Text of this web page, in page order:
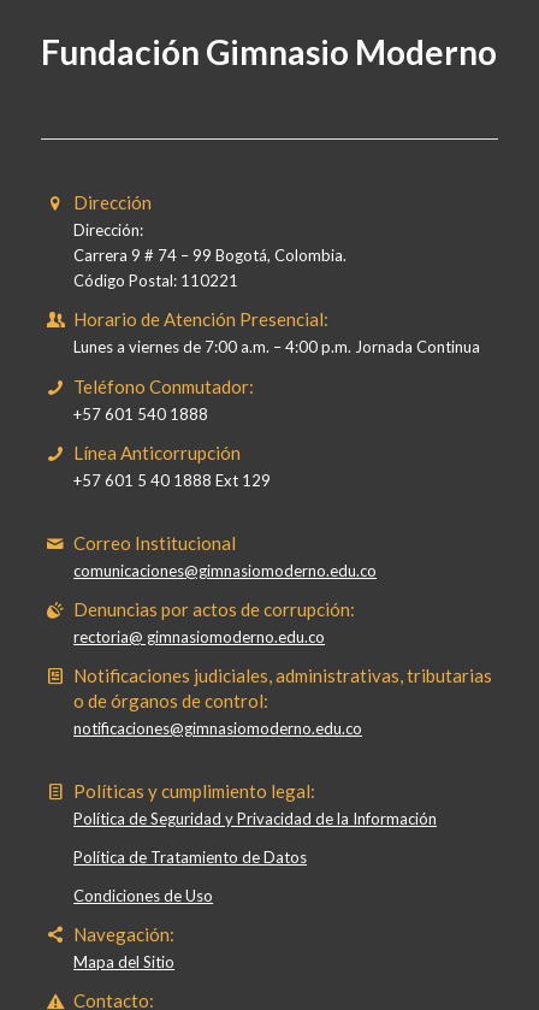
Fundación Gimnasio Moderno
Dirección
Dirección:
Carrera 9 # 74 – 99 Bogotá, Colombia.
Código Postal: 110221
Horario de Atención Presencial:
Lunes a viernes de 7:00 a.m. – 4:00 p.m. Jornada Continua
Teléfono Conmutador:
+57 601 540 1888
Línea Anticorrupción
+57 601 5 40 1888 Ext 129
Correo Institucional
comunicaciones@gimnasiomoderno.edu.co
Denuncias por actos de corrupción:
rectoria@ gimnasiomoderno.edu.co
Notificaciones judiciales, administrativas, tributarias
o de órganos de control:
notificaciones@gimnasiomoderno.edu.co
Políticas y cumplimiento legal:
Política de Seguridad y Privacidad de la Información
Política de Tratamiento de Datos
Condiciones de Uso
Navegación:
Mapa del Sitio
Contacto: